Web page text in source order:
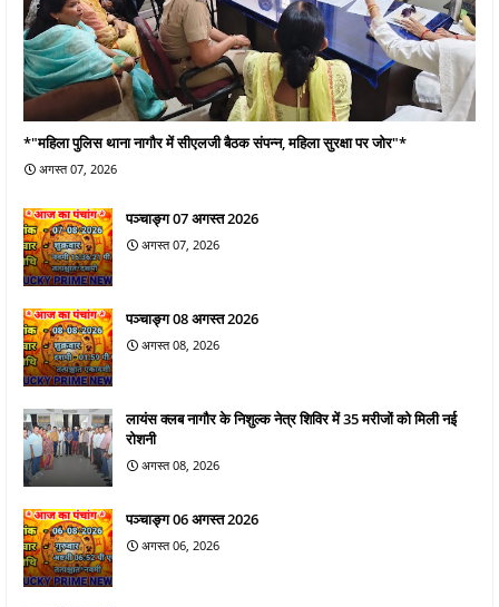
*"महिला पुलिस थाना नागौर में सीएलजी बैठक संपन्न, महिला सुरक्षा पर जोर"*
अगस्त 07, 2026
पञ्चाङ्ग 07 अगस्त 2026
अगस्त 07, 2026
पञ्चाङ्ग 08 अगस्त 2026
अगस्त 08, 2026
लायंस क्लब नागौर के निशुल्क नेत्र शिविर में 35 मरीजों को मिली नई
रोशनी
अगस्त 08, 2026
पञ्चाङ्ग 06 अगस्त 2026
अगस्त 06, 2026